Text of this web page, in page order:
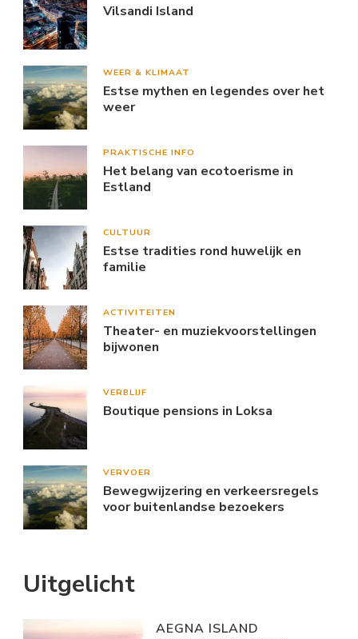
Vilsandi Island
WEER & KLIMAAT
Estse mythen en legendes over het
weer
PRAKTISCHE INFO
Het belang van ecotoerisme in
Estland
CULTUUR
Estse tradities rond huwelijk en
familie
ACTIVITEITEN
Theater- en muziekvoorstellingen
bijwonen
VERBLIJF
Boutique pensions in Loksa
VERVOER
Bewegwijzering en verkeersregels
voor buitenlandse bezoekers
Uitgelicht
AEGNA ISLAND